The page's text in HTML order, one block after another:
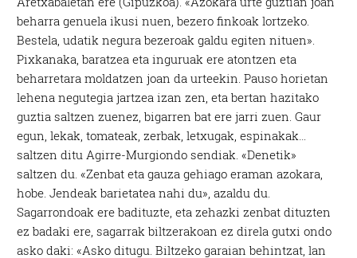
beharra genuela ikusi nuen, bezero finkoak lortzeko.
Bestela, udatik negura bezeroak galdu egiten nituen».
Pixkanaka, baratzea eta inguruak ere atontzen eta
beharretara moldatzen joan da urteekin. Pauso horietan
lehena negutegia jartzea izan zen, eta bertan hazitako
guztia saltzen zuenez, bigarren bat ere jarri zuen. Gaur
egun, lekak, tomateak, zerbak, letxugak, espinakak…
saltzen ditu Agirre-Murgiondo sendiak. «Denetik»
saltzen du. «Zenbat eta gauza gehiago eraman azokara,
hobe. Jendeak barietatea nahi du», azaldu du.
Sagarrondoak ere badituzte, eta zehazki zenbat dituzten
ez badaki ere, sagarrak biltzerakoan ez direla gutxi ondo
asko daki: «Asko ditugu. Biltzeko garaian behintzat, lan